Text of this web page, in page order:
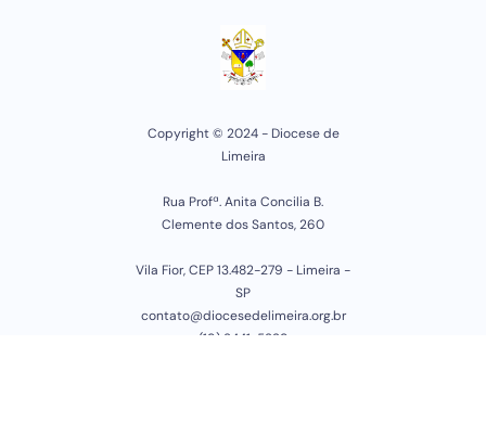
Copyright © 2024 - Diocese de
Limeira
Rua Profª. Anita Concilia B.
Clemente dos Santos, 260
Vila Fior, CEP 13.482-279 - Limeira -
SP
contato@diocesedelimeira.org.br
(19) 3441-5329